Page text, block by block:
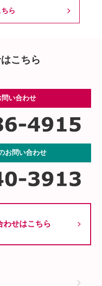
ら
こちら
い合わせ
お問い合わせ
わせはこちら